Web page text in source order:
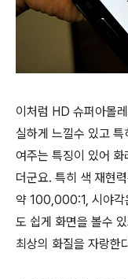
이처럼 HD 슈퍼아몰
실하게 느낄수 있고
여주는 특징이 있어
더군요. 특히 색 재현
약 100,000:1, 시야각
도 쉽게 화면을 볼수
최상의 화질을 자랑한